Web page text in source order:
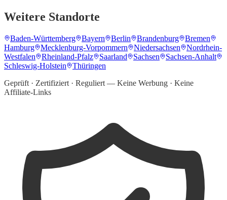
Weitere Standorte
Baden-Württemberg Bayern Berlin Brandenburg
Bremen
Hamburg
Mecklenburg-Vorpommern Niedersachsen
Nordrhein-
Westfalen
Rheinland-Pfalz Saarland Sachsen
Sachsen-Anhalt
Schleswig-Holstein
Thüringen
Geprüft · Zertifiziert · Reguliert — Keine Werbung · Keine
Affiliate-Links